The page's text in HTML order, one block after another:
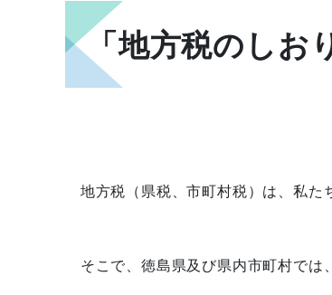
「地方税のしお
地方税（県税、市町村税）は、私た
そこで、徳島県及び県内市町村では